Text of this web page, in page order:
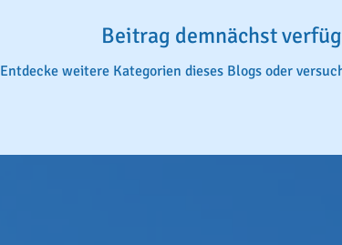
Beitrag demnächst
Entdecke weitere Kategorien dieses Blogs oder